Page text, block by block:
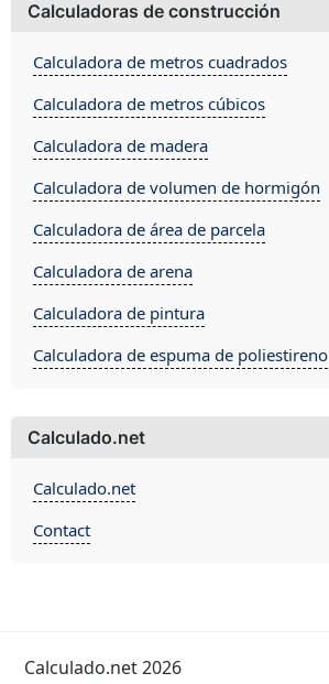
Calculadoras de construcción
Calculadora de metros cuadrados
Calculadora de metros cúbicos
Calculadora de madera
Calculadora de volumen de hormigón
Calculadora de área de parcela
Calculadora de arena
Calculadora de pintura
Calculadora de espuma de poliestireno
Calculado.net
Calculado.net
Contact
Calculado.net 2026